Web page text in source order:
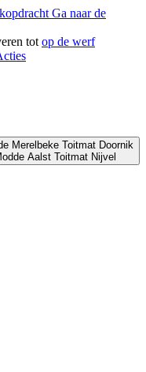
Ga naar de
tot op de werf
Merelbeke Toitmat Doornik
Aalst Toitmat Nijvel